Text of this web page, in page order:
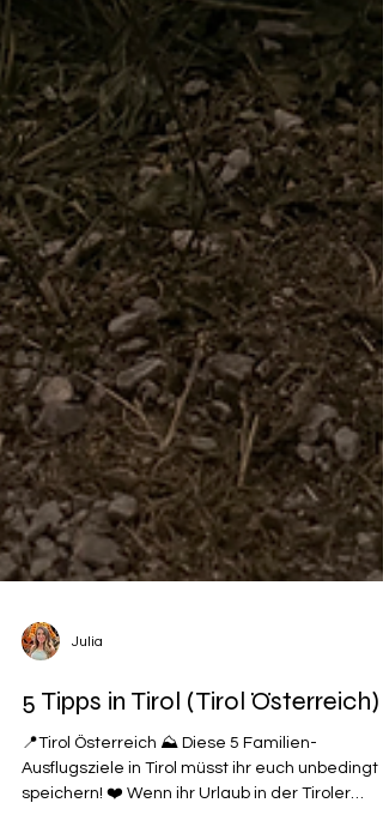
Julia
5 Tipps in Tirol (Tirol Österreich)